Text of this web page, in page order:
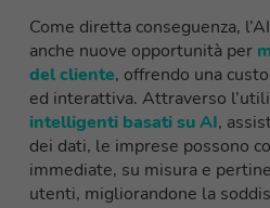
Come diretta conseguenza,
anche nuove opportunità per
del cliente, offrendo una
ed interattiva. Attraverso
intelligenti basati su AI,
dei dati, le imprese possono
immediate, su misura e
utenti, migliorandone la